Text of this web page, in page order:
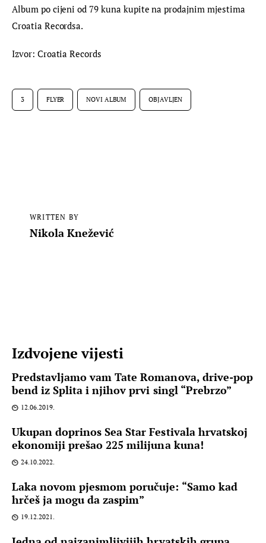
Album po cijeni od 79 kuna kupite na prodajnim mjestima
Croatia Recordsa.
Izvor: Croatia Records
3 FLYER NOVI ALBUM OBJAVLJEN
WRITTEN BY
Nikola Knežević
Izdvojene vijesti
Predstavljamo vam Tate Romanova, drive-pop
bend iz Splita i njihov prvi singl “Prebrzo”
12.06.2019.
Ukupan doprinos Sea Star Festivala hrvatskoj
ekonomiji prešao 225 milijuna kuna!
24.10.2022.
Laka novom pjesmom poručuje: “Samo kad
hrčeš ja mogu da zaspim”
19.12.2021.